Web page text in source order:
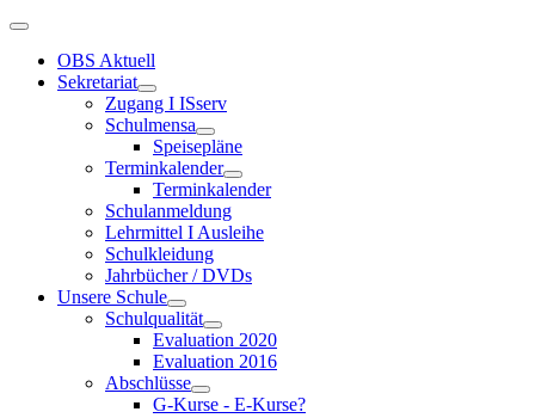
OBS Aktuell
Sekretariat
Zugang I ISserv
Schulmensa
Speisepläne
Terminkalender
Terminkalender
Schulanmeldung
Lehrmittel I Ausleihe
Schulkleidung
Jahrbücher / DVDs
Unsere Schule
Schulqualität
Evaluation 2020
Evaluation 2016
Abschlüsse
G-Kurse - E-Kurse?